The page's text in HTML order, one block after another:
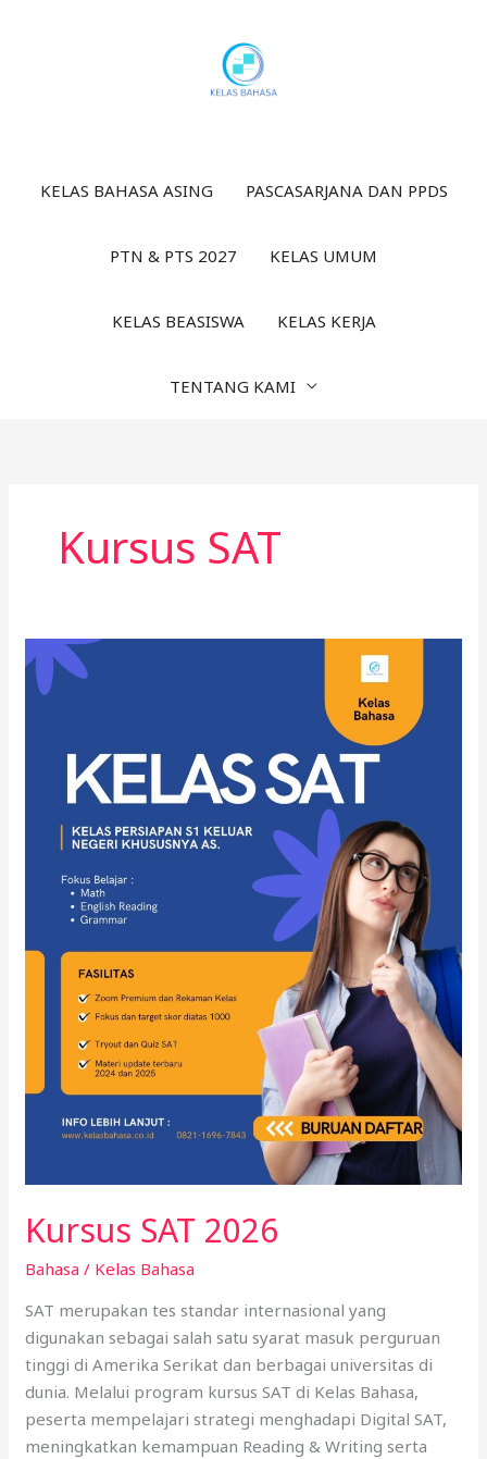
KELAS BAHASA ASING PASCASARJANA DAN PPDS
PTN & PTS 2027 KELAS UMUM
KELAS BEASISWA KELAS KERJA
TENTANG KAMI
Kursus SAT
Kursus SAT 2026
Bahasa / Kelas Bahasa
SAT merupakan tes standar internasional yang
digunakan sebagai salah satu syarat masuk perguruan
tinggi di Amerika Serikat dan berbagai universitas di
dunia. Melalui program kursus SAT di Kelas Bahasa,
peserta mempelajari strategi menghadapi Digital SAT,
meningkatkan kemampuan Reading & Writing serta
Kursus
SAT